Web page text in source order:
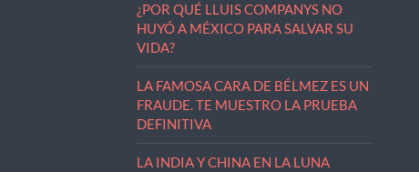
¿POR QUÉ LLUIS COMPANYS NO
HUYÓ A MÉXICO PARA SALVAR SU
VIDA?
LA FAMOSA CARA DE BÉLMEZ ES UN
FRAUDE. TE MUESTRO LA PRUEBA
DEFINITIVA
LA INDIA Y CHINA EN LA LUNA